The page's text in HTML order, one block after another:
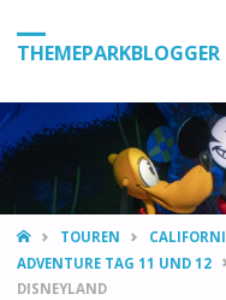
THEMEPARKBLOGGER
HOMETOUREN
ADVENTURE TAG 11 UND 12
DISNEYLAND